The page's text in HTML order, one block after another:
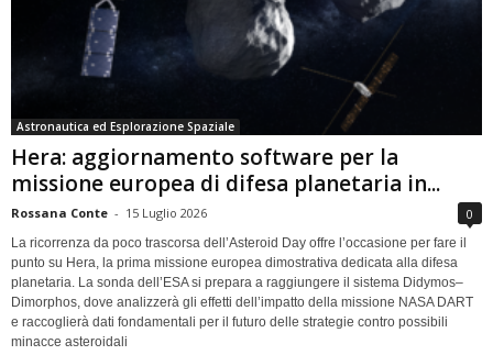
Astronautica ed Esplorazione Spaziale
Hera: aggiornamento software per la
missione europea di difesa planetaria in...
Rossana Conte - 15 Luglio 2026 0
La ricorrenza da poco trascorsa dell’Asteroid Day offre l’occasione per fare il
punto su Hera, la prima missione europea dimostrativa dedicata alla difesa
planetaria. La sonda dell’ESA si prepara a raggiungere il sistema Didymos–
Dimorphos, dove analizzerà gli effetti dell’impatto della missione NASA DART
e raccoglierà dati fondamentali per il futuro delle strategie contro possibili
minacce asteroidali